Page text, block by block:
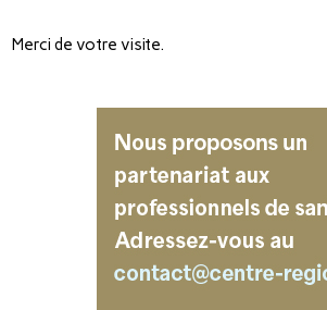
Merci de votre visite.